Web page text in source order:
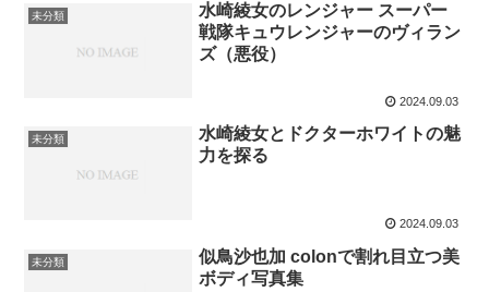
未分類
水崎綾女のレンジャー スーパー
戦隊キュウレンジャーのヴィラン
ズ（悪役）
2024.09.03
未分類
水崎綾女とドクターホワイトの魅
力を探る
2024.09.03
未分類
似鳥沙也加 colonで割れ目立つ美
ボディ写真集